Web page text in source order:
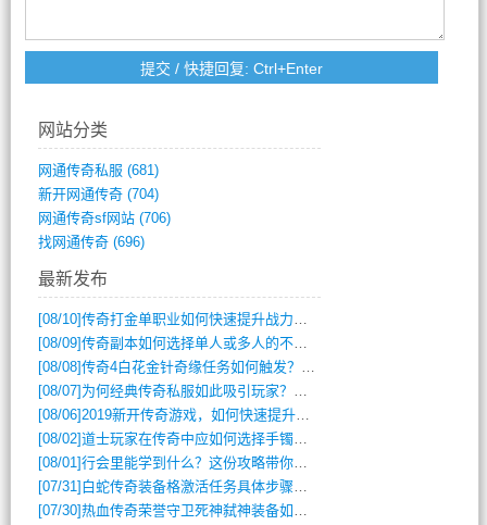
网站分类
网通传奇私服 (681)
新开网通传奇(704)
网通传奇sf网站(706)
找网通传奇(696)
最新发布
[08/10]传奇打金单职业如何快速提升战力与装备获取？
[08/09]传奇副本如何选择单人或多人的不同模式？
[08/08]传奇4白花金针奇缘任务如何触发？完整攻略解析
[08/07] 为何经典传奇私服如此吸引玩家？深度攻略解析
[08/06]2019新开传奇游戏，如何快速提升角色等级？
[08/02]道士玩家在传奇中应如何选择手镯装备？
[08/01]行会里能学到什么？这份攻略带你全掌握
[07/31] 白蛇传奇装备格激活任务具体步骤是什么？如何完成？
[07/30]热血传奇荣誉守卫死神弑神装备如何获取与佩戴攻略？